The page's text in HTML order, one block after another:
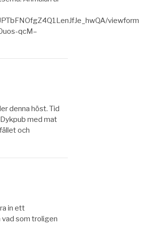
viewform
qcM–
denna höst. Tid
med mat
och
in ett
vad som troligen